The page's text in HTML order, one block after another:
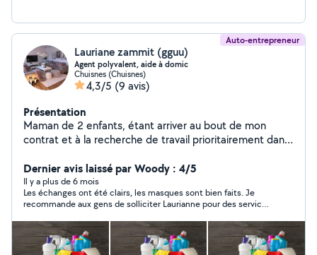
Auto-entrepreneur
Lauriane zammit (gguu)
Agent polyvalent, aide à domic
Chuisnes (Chuisnes)
4,3/5 (9 avis)
Présentation
Maman de 2 enfants, étant arriver au bout de mon
contrat et à la recherche de travail prioritairement dans
domicile. Je suis énormément disponible pour faire
votre ménage, repassage. Je suis polyvalente et à votre
service, n'hésitez pas je me ferrai une joie de travailler
pour vous.
Dernier avis laissé par Woody : 4/5
Il y a plus de 6 mois
Les échanges ont été clairs, les masques sont bien faits. Je
recommande aux gens de solliciter Laurianne pour des services